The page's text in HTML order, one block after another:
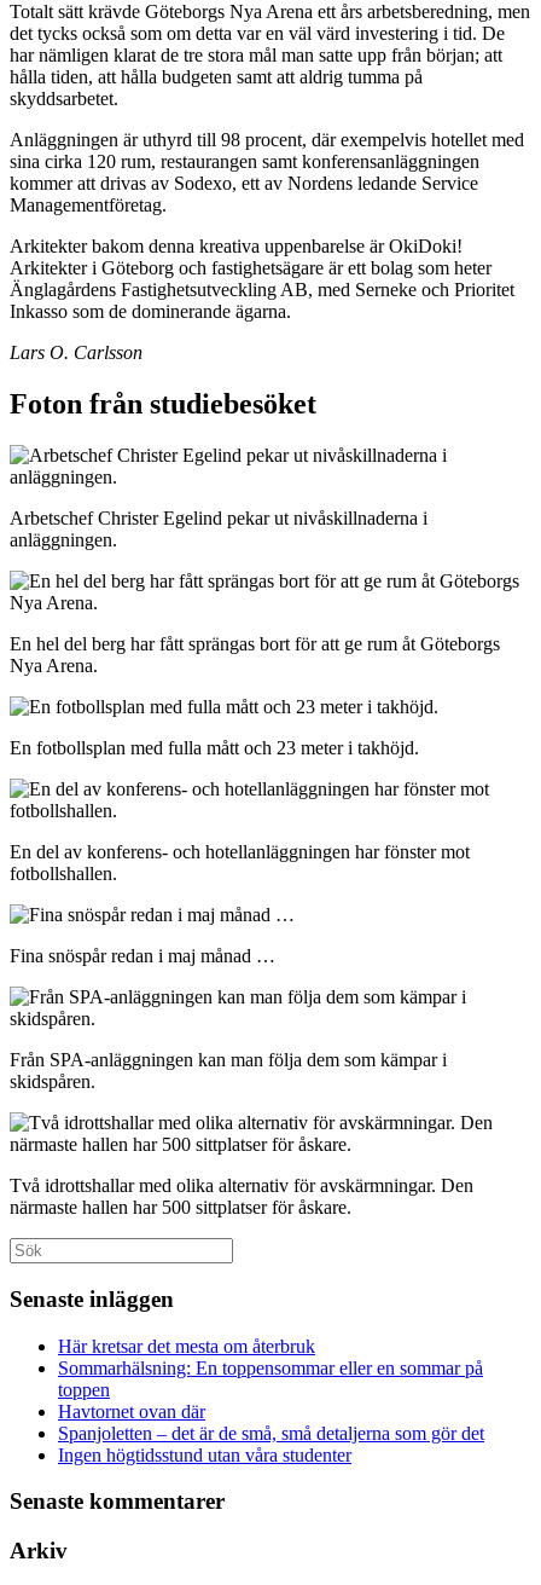
Totalt sätt krävde Göteborgs Nya Arena ett års arbetsberedning, men
det tycks också som om detta var en väl värd investering i tid. De
har nämligen klarat de tre stora mål man satte upp från början; att
hålla tiden, att hålla budgeten samt att aldrig tumma på
skyddsarbetet.
Anläggningen är uthyrd till 98 procent, där exempelvis hotellet med
sina cirka 120 rum, restaurangen samt konferensanläggningen
kommer att drivas av Sodexo, ett av Nordens ledande Service
Managementföretag.
Arkitekter bakom denna kreativa uppenbarelse är OkiDoki!
Arkitekter i Göteborg och fastighetsägare är ett bolag som heter
Änglagårdens Fastighetsutveckling AB, med Serneke och Prioritet
Inkasso som de dominerande ägarna.
Lars O. Carlsson
Foton från studiebesöket
Arbetschef Christer Egelind pekar ut nivåskillnaderna i
anläggningen.
En hel del berg har fått sprängas bort för att ge rum åt Göteborgs
Nya Arena.
En fotbollsplan med fulla mått och 23 meter i takhöjd.
En del av konferens- och hotellanläggningen har fönster mot
fotbollshallen.
Fina snöspår redan i maj månad …
Från SPA-anläggningen kan man följa dem som kämpar i
skidspåren.
Två idrottshallar med olika alternativ för avskärmningar. Den
närmaste hallen har 500 sittplatser för åskare.
Sök
efter:
Senaste inläggen
Här kretsar det mesta om återbruk
Sommarhälsning: En toppensommar eller en sommar på
toppen
Havtornet ovan där
Spanjoletten – det är de små, små detaljerna som gör det
Ingen högtidsstund utan våra studenter
Senaste kommentarer
Arkiv